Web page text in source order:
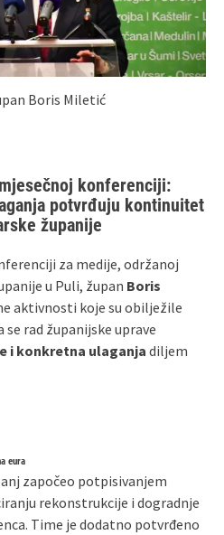
Boris Miletić
konferenciji:
potvrđuju kontinuitet
županije
za medije, održanoj
u Puli, župan Boris
aktivnosti koje su obilježile
rad županijske uprave
i konkretna ulaganja diljem
eura
započeo potpisivanjem
rekonstrukcije i dogradnje
Time je dodatno potvrđeno